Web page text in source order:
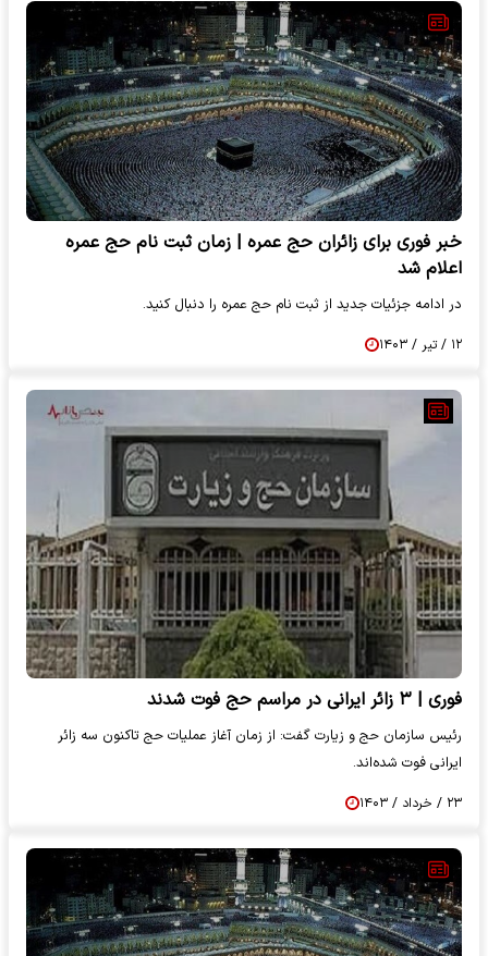
خبر فوری برای زائران حج عمره | زمان ثبت نام حج عمره
اعلام شد
در ادامه جزئیات جدید از ثبت نام حج عمره را دنبال کنید.
۱۲ / تیر / ۱۴۰۳
فوری | ۳ زائر ایرانی در مراسم حج فوت شدند
رئیس سازمان حج و زیارت گفت: از زمان آغاز عملیات حج تاکنون سه زائر
ایرانی فوت شده‌اند.
۲۳ / خرداد / ۱۴۰۳